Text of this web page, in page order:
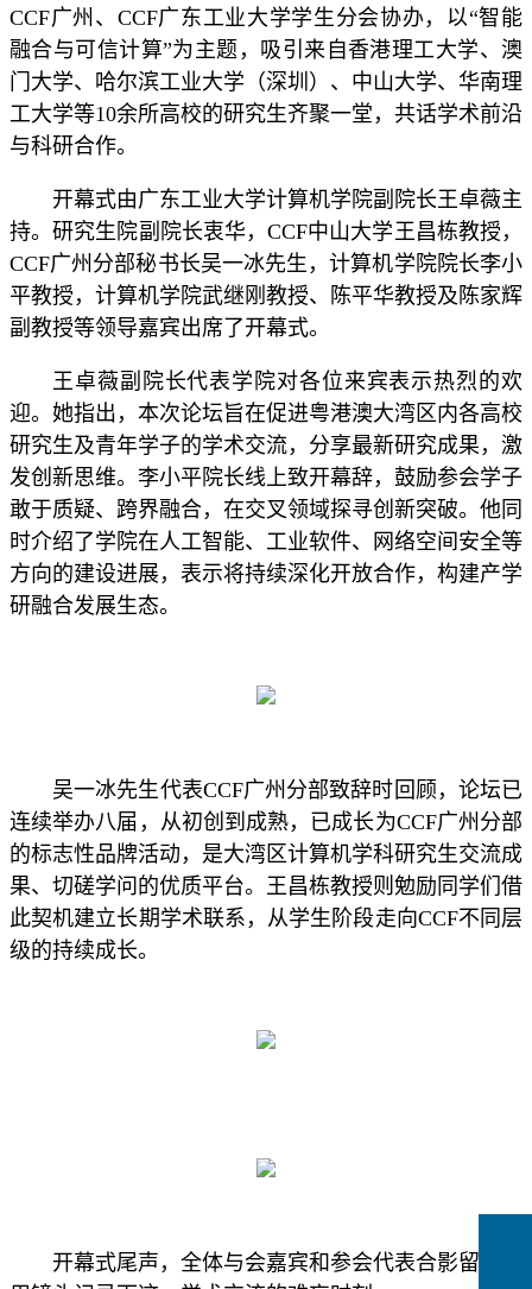
CCF广州、CCF广东工业大学学生分会协办，以“智能
融合与可信计算”为主题，吸引来自香港理工大学、澳
门大学、哈尔滨工业大学（深圳）、中山大学、华南理
工大学等10余所高校的研究生齐聚一堂，共话学术前沿
与科研合作。
开幕式由广东工业大学计算机学院副院长王卓薇主
持。研究生院副院长衷华，CCF中山大学王昌栋教授，
CCF广州分部秘书长吴一冰先生，计算机学院院长李小
平教授，计算机学院武继刚教授、陈平华教授及陈家辉
副教授等领导嘉宾出席了开幕式。
王卓薇副院长代表学院对各位来宾表示热烈的欢
迎。她指出，本次论坛旨在促进粤港澳大湾区内各高校
研究生及青年学子的学术交流，分享最新研究成果，激
发创新思维。李小平院长线上致开幕辞，鼓励参会学子
敢于质疑、跨界融合，在交叉领域探寻创新突破。他同
时介绍了学院在人工智能、工业软件、网络空间安全等
方向的建设进展，表示将持续深化开放合作，构建产学
研融合发展生态。
吴一冰先生代表CCF广州分部致辞时回顾，论坛已
连续举办八届，从初创到成熟，已成长为CCF广州分部
的标志性品牌活动，是大湾区计算机学科研究生交流成
果、切磋学问的优质平台。王昌栋教授则勉励同学们借
此契机建立长期学术联系，从学生阶段走向CCF不同层
级的持续成长。
开幕式尾声，全体与会嘉宾和参会代表合影留念，